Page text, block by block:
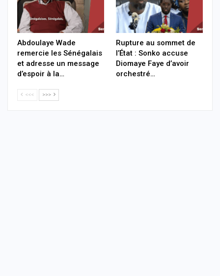
Abdoulaye Wade
remercie les Sénégalais
et adresse un message
d’espoir à la…
Rupture au sommet de
l’État : Sonko accuse
Diomaye Faye d’avoir
orchestré…
<<< >>>